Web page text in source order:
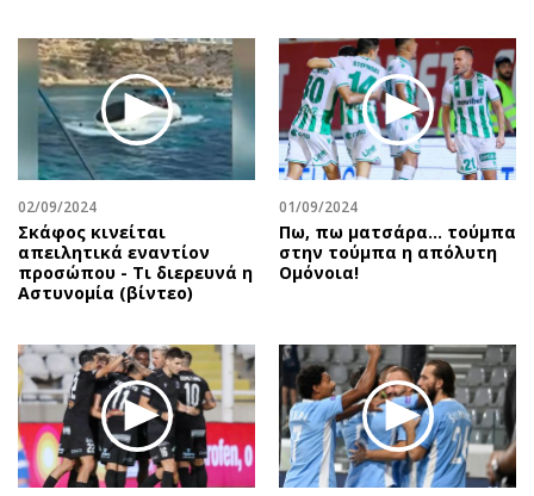
02/09/2024
Σκάφος κινείται
απειλητικά εναντίον
προσώπου - Τι διερευνά η
Αστυνομία (βίντεο)
01/09/2024
Πω, πω ματσάρα... τούμπα
στην τούμπα η απόλυτη
Ομόνοια!